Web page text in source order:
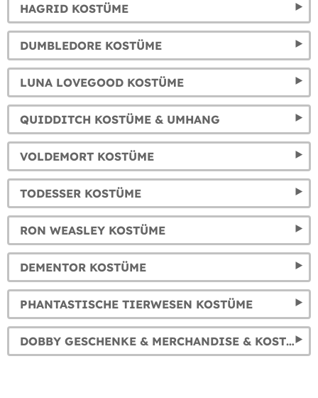
HAGRID KOSTÜME
DUMBLEDORE KOSTÜME
LUNA LOVEGOOD KOSTÜME
QUIDDITCH KOSTÜME & UMHANG
VOLDEMORT KOSTÜME
TODESSER KOSTÜME
RON WEASLEY KOSTÜME
DEMENTOR KOSTÜME
PHANTASTISCHE TIERWESEN KOSTÜME
DOBBY GESCHENKE & MERCHANDISE & KOSTÜME